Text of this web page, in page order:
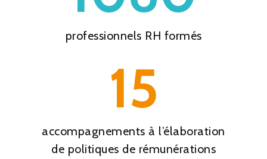
professionnels RH formés
15
accompagnements à l’élaboration
de politiques de rémunérations